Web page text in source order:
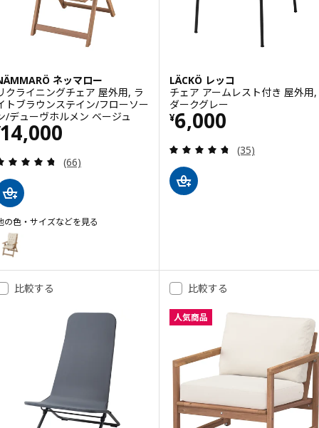
ネッマロー
クライニングチェア 屋外用, ラ
トブラウンステイン/フローソー
/デューヴホルメン ベージュ
14,000
格 ¥ 14000
レビュー: 4.7 から 5 星です。 総レビュー数:
(66)
の色・サイズなどを見る
ネッマロー
プション: NÄMMARÖ ネッマロー, リクライニングチェア 屋外用, ラ
LÄCKÖ レッコ
チェア アームレスト付き 屋外用,
ダークグレー
¥6,000
価格 ¥ 6000
レビュー: 4.7
(35)
比較する 比較する
人気商品